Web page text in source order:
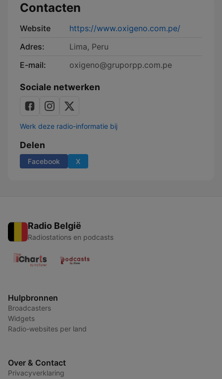
Contacten
Website
https://www.oxigeno.com.pe/
Adres:
Lima, Peru
E-mail:
oxigeno@gruporpp.com.pe
Sociale netwerken
Werk deze radio-informatie bij
Delen
Facebook X
Radio België
Radiostations en podcasts
Hulpbronnen
Broadcasters
Widgets
Radio-websites per land
Over & Contact
Privacyverklaring